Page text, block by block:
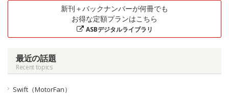
新刊＋バックナンバーが何冊でも
お得な定額プランはこちら
ASBデジタルライブラリ
最近の話題
Recent topics
Swift（MotorFan）